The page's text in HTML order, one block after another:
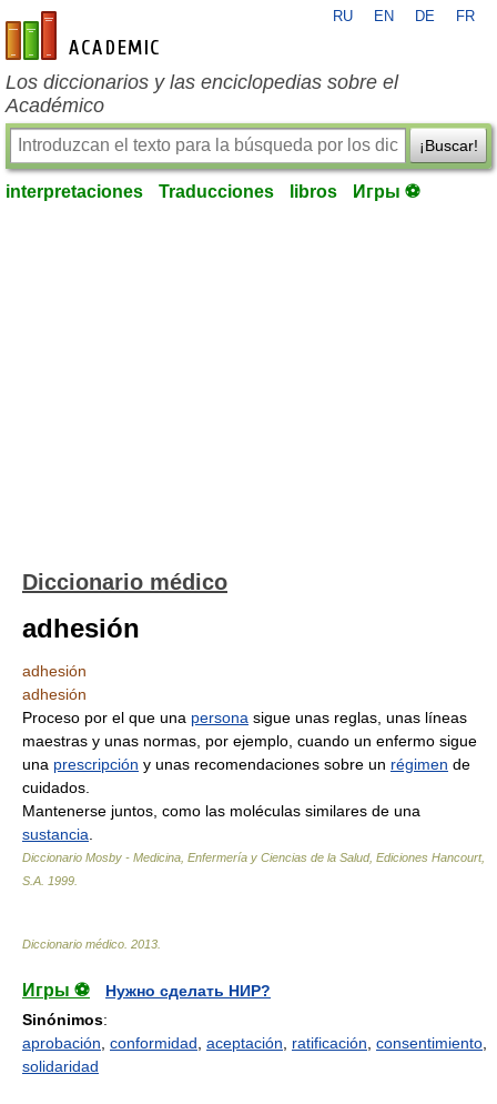
es-academic.com
RU EN DE FR
Los diccionarios y las enciclopedias sobre el
Académico
¡Buscar!
interpretaciones Traducciones libros Игры ⚽
Diccionario médico
adhesión
adhesión
adhesión
Proceso por el que una persona sigue unas reglas, unas líneas
maestras y unas normas, por ejemplo, cuando un enfermo sigue
una prescripción y unas recomendaciones sobre un régimen de
cuidados.
Mantenerse juntos, como las moléculas similares de una
sustancia
Diccionario Mosby - Medicina, Enfermería y Ciencias de la Salud, Ediciones Hancourt,
S.A 1999
Diccionario médico 2013
Игры ⚽
Нужно сделать НИР?
Sinónimos:
aprobación conformidad aceptación ratificación consentimiento
solidaridad